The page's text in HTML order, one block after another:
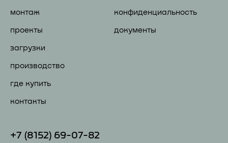
монтаж
проекты
загрузки
производство
где купить
контакты
конфиденциальность
документы
+7 (81 52) 69-07-82